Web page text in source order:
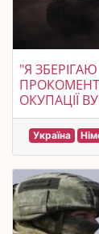
"Я
ОКУПАЦІЇ
Україна